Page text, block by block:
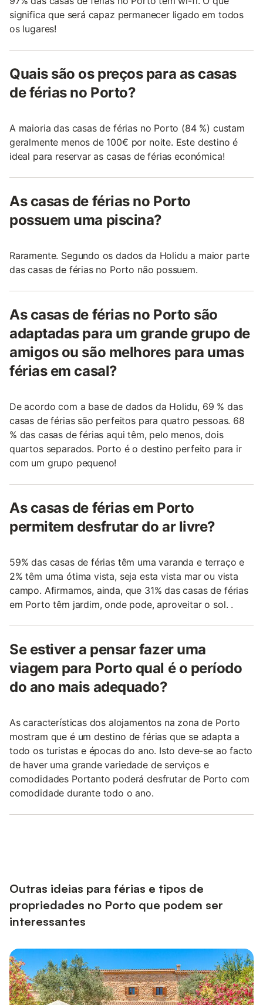
significa que será capaz permanecer ligado em todos
os lugares!
Quais são os preços para as casas
de férias no Porto?
A maioria das casas de férias no Porto (84 %) custam
geralmente menos de 100€ por noite. Este destino é
ideal para reservar as casas de férias económica!
As casas de férias no Porto
possuem uma piscina?
Raramente. Segundo os dados da Holidu a maior parte
das casas de férias no Porto não possuem.
As casas de férias no Porto são
adaptadas para um grande grupo de
amigos ou são melhores para umas
férias em casal?
De acordo com a base de dados da Holidu, 69 % das
casas de férias são perfeitos para quatro pessoas. 68
% das casas de férias aqui têm, pelo menos, dois
quartos separados. Porto é o destino perfeito para ir
com um grupo pequeno!
As casas de férias em Porto
permitem desfrutar do ar livre?
59% das casas de férias têm uma varanda e terraço e
2% têm uma ótima vista, seja esta vista mar ou vista
campo. Afirmamos, ainda, que 31% das casas de férias
em Porto têm jardim, onde pode, aproveitar o sol. .
Se estiver a pensar fazer uma
viagem para Porto qual é o período
do ano mais adequado?
As características dos alojamentos na zona de Porto
mostram que é um destino de férias que se adapta a
todo os turistas e épocas do ano. Isto deve-se ao facto
de haver uma grande variedade de serviços e
comodidades Portanto poderá desfrutar de Porto com
comodidade durante todo o ano.
Outras ideias para férias e tipos de
propriedades no Porto que podem ser
interessantes